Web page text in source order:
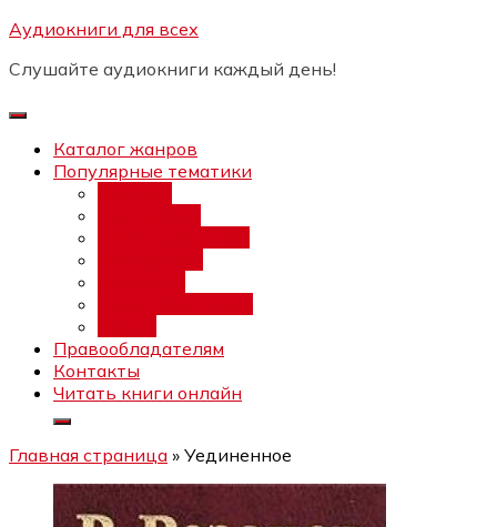
Перейти
содержимому
Аудиокниги для всех
Слушайте аудиокниги каждый день!
Каталог жанров
Популярные тематики
Правообладателям
Контакты
Читать книги онлайн
Главная страница » Уединенное
Бесплатный интенсив:
каналов"